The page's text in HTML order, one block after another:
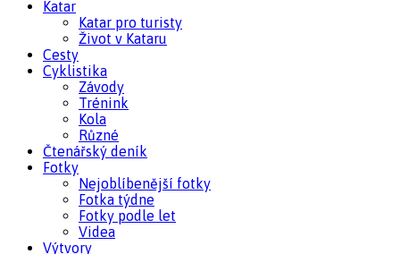
Katar
Katar pro turisty
Život v Kataru
Cesty
Cyklistika
Závody
Trénink
Kola
Různé
Čtenářský deník
Fotky
Nejoblíbenější fotky
Fotka týdne
Fotky podle let
Videa
Výtvory